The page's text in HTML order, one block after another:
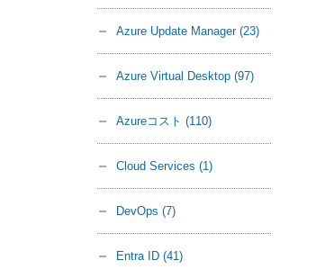
Azure Update Manager (23)
Azure Virtual Desktop (97)
Azureコスト (110)
Cloud Services (1)
DevOps (7)
Entra ID (41)